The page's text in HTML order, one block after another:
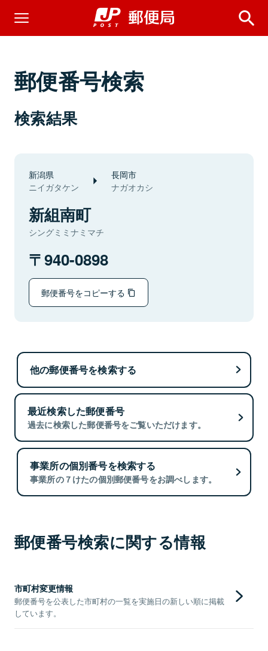
郵便番号検索
検索結果
新潟県
ニイガタケン
長岡市
ナガオカシ
新組南町
シングミミナミマチ
940-0898
郵便番号をコピーする
他の郵便番号を検索する
最近検索した郵便番号
過去に検索した郵便番号をご覧いただけます。
事業所の個別番号を検索する
事業所の７けたの個別郵便番号をお調べします。
郵便番号検索に関する情報
市町村変更情報
郵便番号を公表した市町村の一覧を実施日の新しい順に掲載
しています。